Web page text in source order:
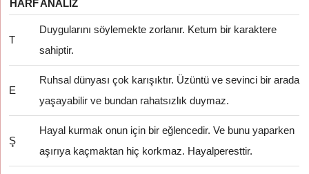
HARFANALIZ
T
Duygularını söylemekte zorlanır. Ketum bir karaktere
sahiptir.
E
Ruhsal dünyası çok karışıktır. Üzüntü ve sevinci bir arada
yaşayabilir ve bundan rahatsızlık duymaz.
Ş
Hayal kurmak onun için bir eğlencedir. Ve bunu yaparken
aşırıya kaçmaktan hiç korkmaz. Hayalperesttir.